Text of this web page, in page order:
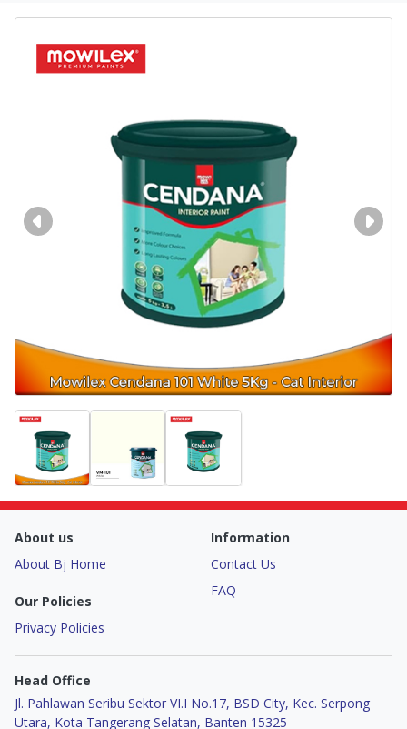
About us
About Bj Home
Our Policies
Privacy Policies
Information
Contact Us
FAQ
Head Office
Jl. Pahlawan Seribu Sektor VI.I No.17, BSD City, Kec. Serpong
Utara, Kota Tangerang Selatan, Banten 15325